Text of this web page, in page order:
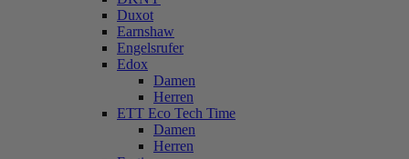
Duxot
Earnshaw
Engelsrufer
Edox
Damen
Herren
ETT Eco Tech Time
Damen
Herren